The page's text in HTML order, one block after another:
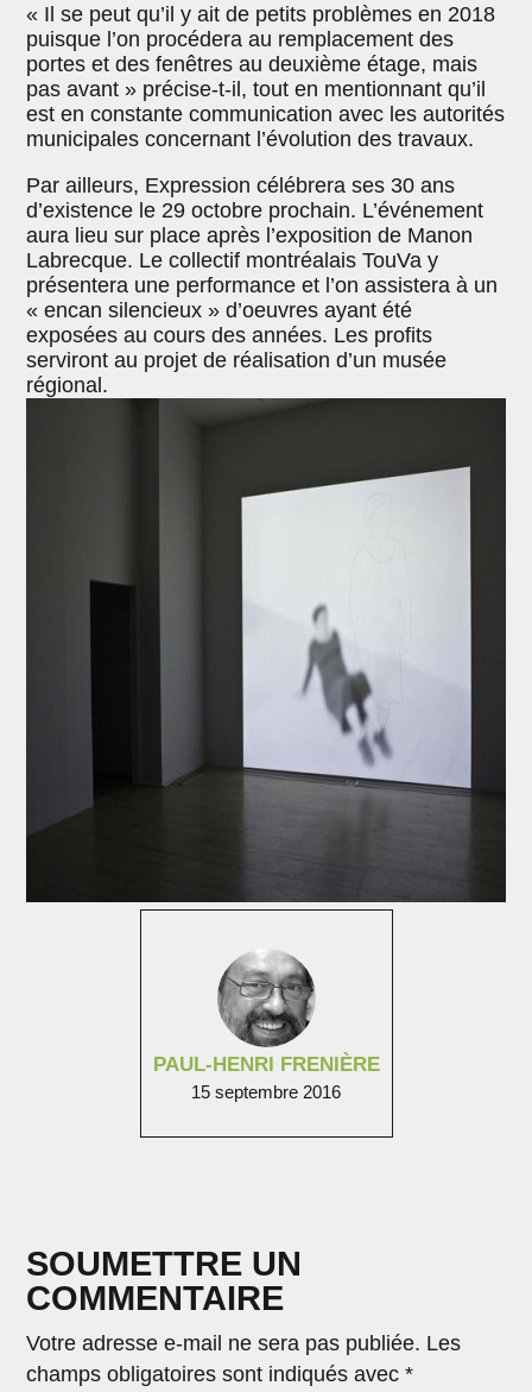
PAUL-HENRI FRENIÈRE
15 septembre 2016
« Il se peut qu’il y ait de petits problèmes en 2018
puisque l’on procédera au remplacement des
portes et des fenêtres au deuxième étage, mais
pas avant » précise-t-il, tout en mentionnant qu’il
est en constante communication avec les autorités
municipales concernant l’évolution des travaux.
Par ailleurs, Expression célébrera ses 30 ans
d’existence le 29 octobre prochain. L’événement
aura lieu sur place après l’exposition de Manon
Labrecque. Le collectif montréalais TouVa y
présentera une performance et l’on assistera à un
« encan silencieux » d’oeuvres ayant été
exposées au cours des années. Les profits
serviront au projet de réalisation d’un musée
régional.
SOUMETTRE UN
COMMENTAIRE
Votre adresse e-mail ne sera pas publiée. Les
champs obligatoires sont indiqués avec*